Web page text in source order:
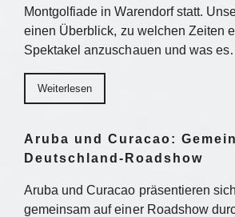
Montgolfiade in Warendorf statt.
einen Überblick, zu welchen Zeiten
Spektakel anzuschauen und was
Weiterlesen
Aruba und Curacao:
Deutschland-Roadshow
Aruba und Curacao präsentieren
gemeinsam auf einer Roadshow